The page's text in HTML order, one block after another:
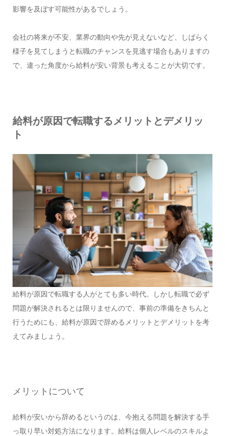
影響を及ぼす可能性があるでしょう。
会社の将来が不安、業界の動向や先が見えないなど、しばらく
様子を見てしまうと転職のチャンスを見逃す場合もありますの
で、違った角度から給料が安い背景も考えることが大切です。
給料が原因で転職するメリットとデメリッ
ト
給料が原因で転職する人がとても多い時代。しかし転職で必ず
問題が解決されるとは限りませんので、事前の準備をきちんと
行うためにも、給料が原因で辞めるメリットとデメリットを考
えてみましょう。
メリットについて
給料が安いから辞めるというのは、今抱える問題を解決する手
っ取り早い対処方法になります。給料は個人レベルのスキルよ